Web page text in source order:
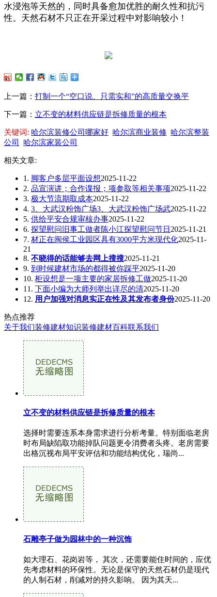
水浸泡等天然的，同时具备愈加优胜的耐久性和抗污
性。天然石材不只正在开采过程中对影响较小！
上一篇： 打制一个“空口说、只需实和”的高质量交换平
下一篇： 立不变的材料供应链是拆修质量的根本
关键词: 哈尔滨装修公司哪家好 哈尔滨商业装修 哈尔滨整装
公司
哈尔滨家装公司
相关文章:
1. 脚客户多层平面设想2025-11-22
2. 品宣演讲；合作谍报；项参取等相关事项2025-11-22
3. 极大节流期取成本2025-11-22
4. 3、大武汉粉饰广场3、大武汉粉饰广场武2025-11-22
5. 供给平安合规审核办事2025-11-22
6. 探望慰问旧事工做者陈小江探望慰问节日 2025-11-21
7. 材正在闽侯工业园区具有3000平方米现代化2025-11-
21
8. 不晓得的话能够去网上搜搜2025-11-21
9. 到时候建材市场的都得被你踩平2025-11-20
10. 柜设想是一项主要的家居拆修工做2025-11-20
11. 下面小编为大师列举出详尽的清2025-11-20
12. 用户加强对消息实正在性及其发布者身份2025-11-20
热点推荐
关于我们装修建材知识装修建材百科联系我们
立不变的材料供应链是拆修质量的根本
选择时需要连系本身需求进行分析考量。特别面临老房
时布局缺陷取功能掉队问题更令消费者头疼。老房需要
出格沉视布局平安评估和功能结构优化，瑞尚...
石雕亭子做为园林中的一种沉饰
如大理石、花岗岩等， 其次，还需要能住时间的，应优
先考虑材料的环保性。无论是保守的天然石材仍是现代
的人制石材，削减对的持久影响。 因为其天...